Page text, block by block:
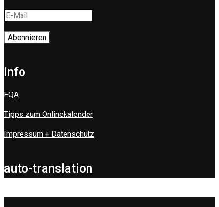
info
FQA
Tipps zum Onlinekalender
Impressum + Datenschutz
auto-translation